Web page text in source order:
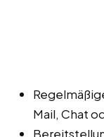
Mail, Chat